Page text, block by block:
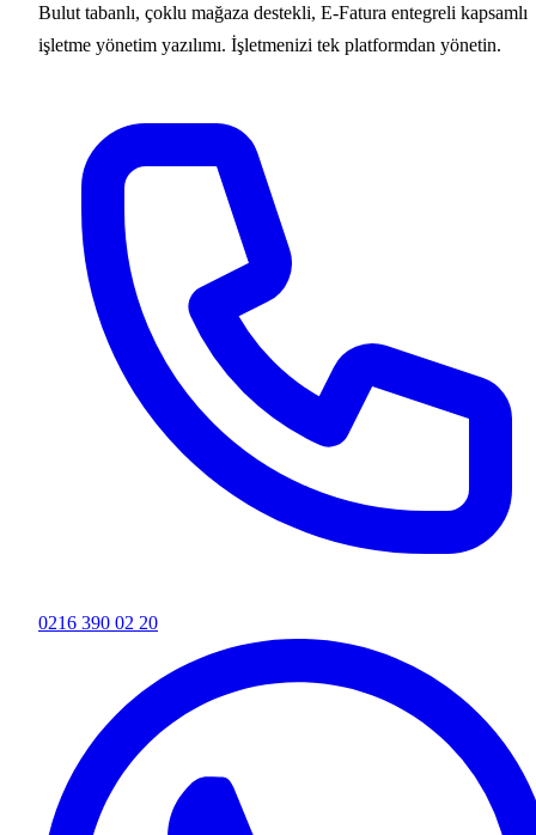
Bulut tabanlı, çoklu mağaza destekli, E-Fatura entegreli kapsamlı
işletme yönetim yazılımı. İşletmenizi tek platformdan yönetin.
0216 390 02 20